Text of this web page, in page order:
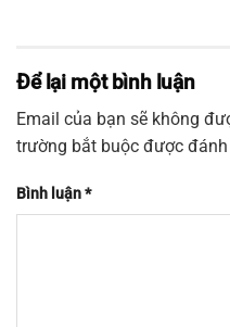
Để lại một bình luận
Email của bạn sẽ không
trường bắt buộc được đánh
Bình luận*